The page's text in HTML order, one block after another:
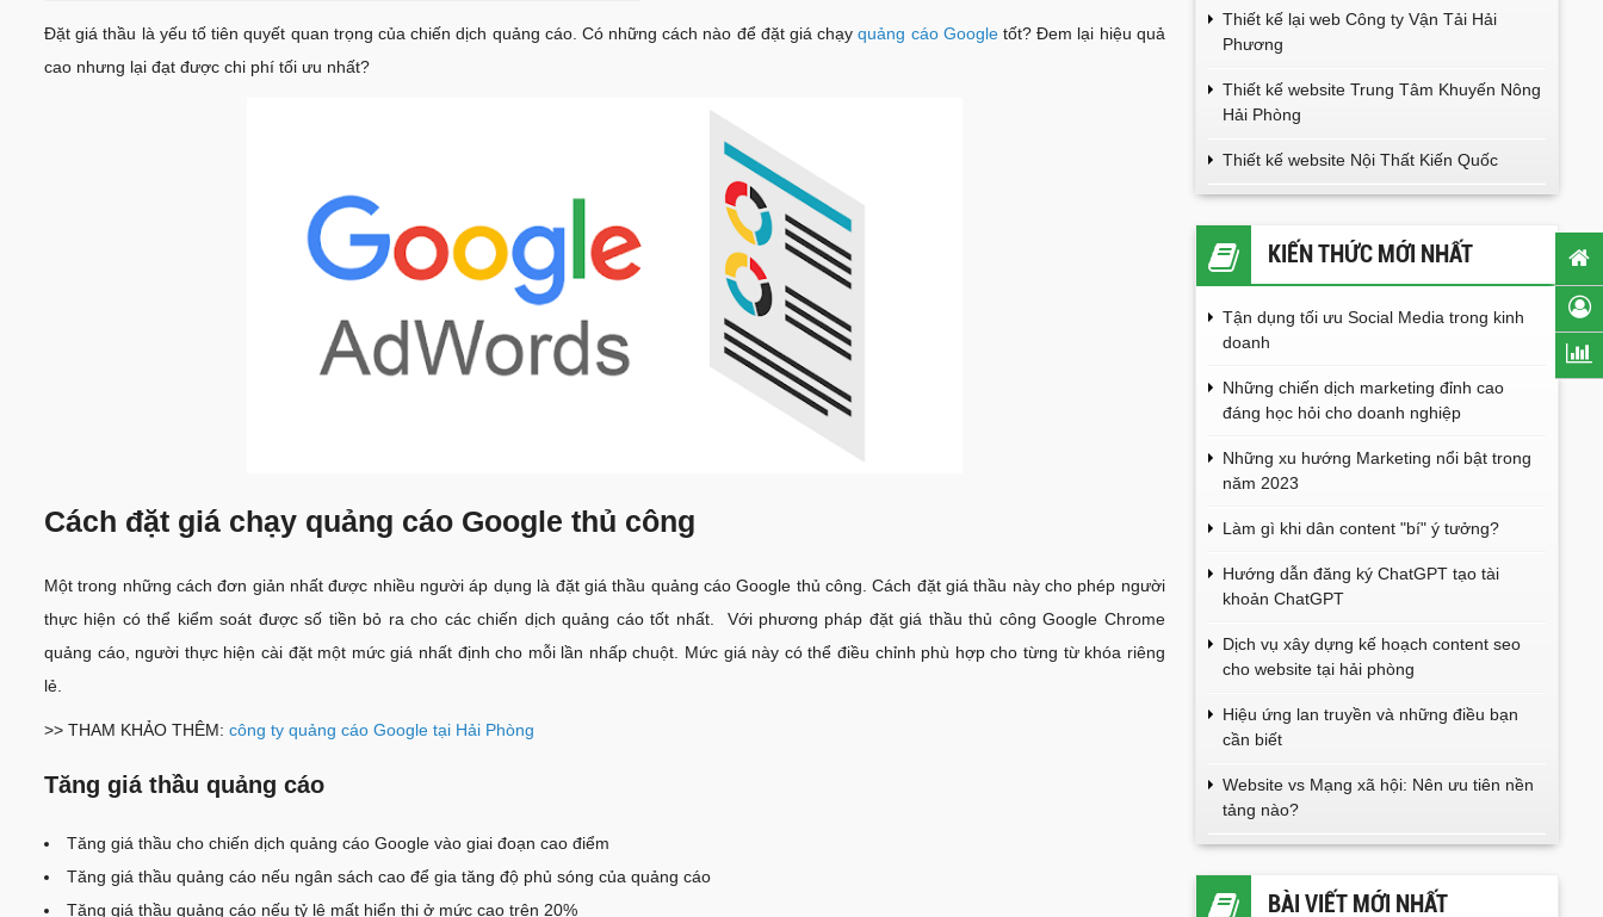
Đặt giá thầu là yếu tố tiên quyết quan trọng của chiến dịch quảng cáo. Có những cách nào để đặt giá chạyquảng cáo Googletốt? Đem lại hiệu quả
cao nhưng lại đạt được chi phí tối ưu nhất?
Cách đặt giá chạy quảng cáo Google thủ công
Một trong những cách đơn giản nhất được nhiều người áp dụng là đặt giá thầu quảng cáo Google thủ công. Cách đặt giá thầu này cho phép người
thực hiện có thể kiểm soát được số tiền bỏ ra cho các chiến dịch quảng cáo tốt nhất. Với phương pháp đặt giá thầu thủ công Google Chrome
quảng cáo, người thực hiện cài đặt một mức giá nhất định cho mỗi lần nhấp chuột. Mức giá này có thể điều chỉnh phù hợp cho từng từ khóa riêng
lẻ.
>> THAM KHẢO THÊM: công ty quảng cáo Google tại Hải Phòng
Tăng giá thầu quảng cáo
Tăng giá thầu cho chiến dịch quảng cáo Google vào giai đoạn cao điểm
Tăng giá thầu quảng cáo nếu ngân sách cao để gia tăng độ phủ sóng của quảng cáo
Tăng giá thầu quảng cáo nếu tỷ lệ mất hiển thị ở mức cao trên 20%
Thiết kế lại web Công ty Vận Tải Hải
Phương
Thiết kế website Trung Tâm Khuyến Nông
Hải Phòng
Thiết kế website Nội Thất Kiến Quốc
KIẾN THỨC MỚI NHẤT
Tận dụng tối ưu Social Media trong kinh
doanh
Những chiến dịch marketing đỉnh cao
đáng học hỏi cho doanh nghiệp
Những xu hướng Marketing nổi bật trong
năm 2023
Làm gì khi dân content "bí" ý tưởng?
Hướng dẫn đăng ký ChatGPT tạo tài
khoản ChatGPT
Dịch vụ xây dựng kế hoạch content seo
cho website tại hải phòng
Hiệu ứng lan truyền và những điều bạn
cần biết
Website vs Mạng xã hội: Nên ưu tiên nền
tảng nào?
BÀI VIẾT MỚI NHẤT